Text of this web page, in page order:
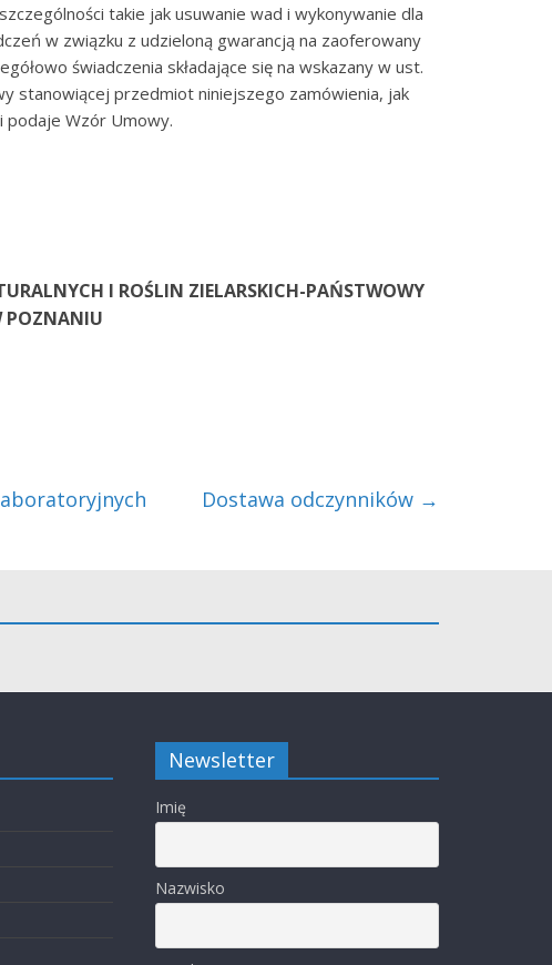
takie jak usuwanie wad i wykonywanie dla
w związku z udzieloną gwarancją na zaoferowany
świadczenia składające się na wskazany w ust.
stanowiącej przedmiot niniejszego zamówienia, jak
podaje Wzór Umowy.
I ROŚLIN ZIELARSKICH-PAŃSTWOWY
POZNANIU
Dostawa odczynników →
Newsletter
Imię
Nazwisko